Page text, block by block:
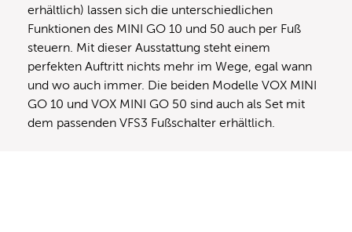
erhältlich) lassen sich die unterschiedlichen
Funktionen des MINI GO 10 und 50 auch per Fuß
steuern. Mit dieser Ausstattung steht einem
perfekten Auftritt nichts mehr im Wege, egal wann
und wo auch immer. Die beiden Modelle VOX MINI
GO 10 und VOX MINI GO 50 sind auch als Set mit
dem passenden VFS3 Fußschalter erhältlich.